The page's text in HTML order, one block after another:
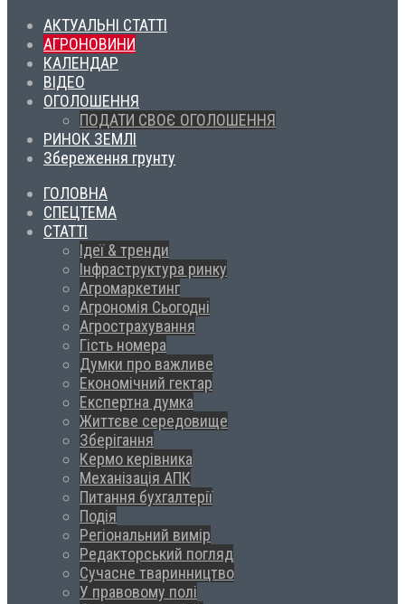
АКТУАЛЬНІ СТАТТІ
АГРОНОВИНИ
КАЛЕНДАР
ВІДЕО
ОГОЛОШЕННЯ
ПОДАТИ СВОЄ ОГОЛОШЕННЯ
РИНОК ЗЕМЛІ
Збереження грунту
ГОЛОВНА
СПЕЦТЕМА
СТАТТІ
Ідеї & тренди
Інфраструктура ринку
Агромаркетинг
Агрономія Сьогодні
Агрострахування
Гість номера
Думки про важливе
Економічний гектар
Експертна думка
Життєве середовище
Зберігання
Кермо керівника
Механізація АПК
Питання бухгалтерії
Подія
Регіональний вимір
Редакторський погляд
Сучасне тваринництво
У правовому полі